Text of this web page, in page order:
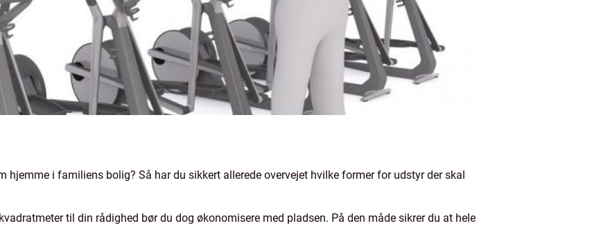
hjemme i familiens bolig? Så har du sikkert allerede overvejet hvilke former for udstyr der skal
til din rådighed bør du dog økonomisere med pladsen. På den måde sikrer du at hele